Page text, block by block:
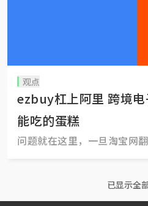
观点
ezbuy杠上阿里 跨境
能吃的蛋糕
问题就在这里，一旦淘宝网
已显示全